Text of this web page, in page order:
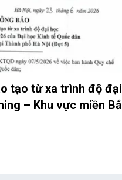
tạo từ xa trình độ đại
– Khu vực miền